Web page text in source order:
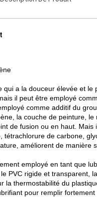
qui a la douceur élevée et
il peut être employé
comme additif du
la couche de peinture,
de fusion ou en haut.
tétrachlorure de carbone,
améliorent de manière
employé en tant que
PVC rigide et transparent,
la thermostabilité du
pour remplir